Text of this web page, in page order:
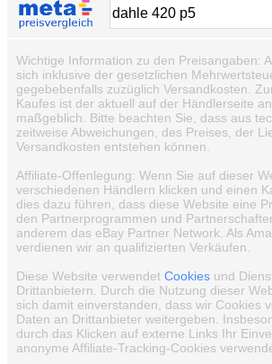
Wichtige Information zu den Preisangaben:
sich inklusive der gesetzlichen
gegebebenfalls zuzüglich Versandkosten.
Kaufes ist der aktuell auf der Händlerseite
maßgeblich. Bitte beachten Sie, dass aus
zeitweise Abweichungen, des Preises, der
Versandkosten entstehen können.
Affiliate-Offenlegung: Wenn Sie auf dieser
verschiedenen Händlern klicken und einen
dies dazu führen, dass diese Website eine
den Partnerprogrammen und
anderem das eBay Partner Network. Als
verdienen wir an qualifizierten Verkäufen.
Diese Website verwendet Cookies und
Drittanbietern. Durch die Nutzung dieser
sich damit einverstanden, dass wir Cookies
Daten an Drittanbieter weitergeben.
durch das Klicken auf externe Links Ihr
anonyme Affiliate-Tracking-Cookies